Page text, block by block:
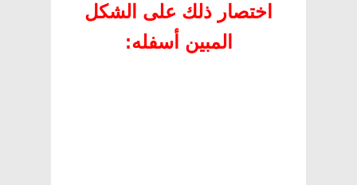
اختصار ذلك على الشكل
المبين أسفله: